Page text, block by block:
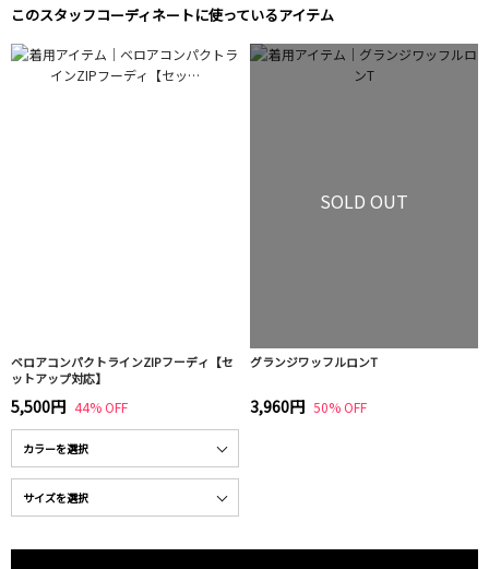
このスタッフコーディネートに使っているアイテム
ベロアコンパクトラインZIPフーディ【セ
ットアップ対応】
5,500円 44% OFF
SOLD OUT
グランジワッフルロンT
3,960円 50% OFF